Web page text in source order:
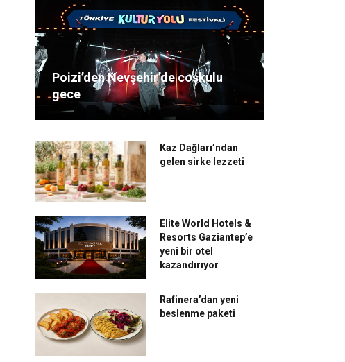
Poizi’den Nevşehir’de coşkulu
gece
Kaz Dağları’ndan
gelen sirke lezzeti
Elite World Hotels &
Resorts Gaziantep’e
yeni bir otel
kazandırıyor
Rafinera’dan yeni
beslenme paketi